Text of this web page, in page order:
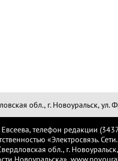
обл., г. Новоуральск, ул.
телефон редакции
«Электросвязь.
обл., г.